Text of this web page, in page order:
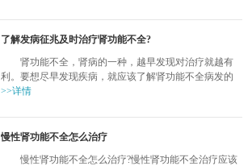
了解发病征兆及时治疗肾功能不全?
肾功能不全，肾病的一种，越早发现对治疗就越有
利。要想尽早发现疾病，就应该了解肾功能不全病发的
>>详情
慢性肾功能不全怎么治疗
慢性肾功能不全怎么治疗?慢性肾功能不全治疗应该